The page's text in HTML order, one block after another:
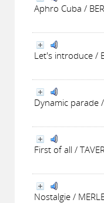
Aphro Cuba /
Let's introduce /
Dynamic parade
First of all /
Nostalgie /